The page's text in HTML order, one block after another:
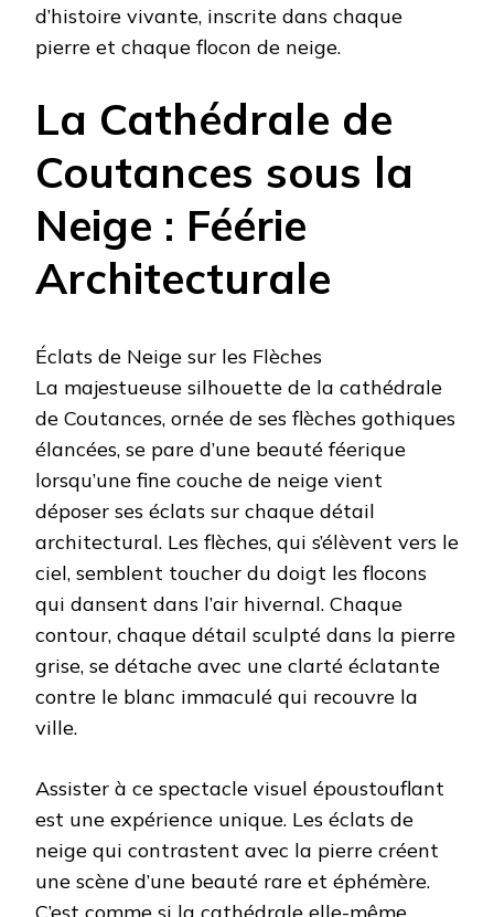
d’histoire vivante, inscrite dans chaque
pierre et chaque flocon de neige.
La Cathédrale de
Coutances sous la
Neige : Féérie
Architecturale
Éclats de Neige sur les Flèches
La majestueuse silhouette de la cathédrale
de Coutances, ornée de ses flèches gothiques
élancées, se pare d’une beauté féerique
lorsqu’une fine couche de neige vient
déposer ses éclats sur chaque détail
architectural. Les flèches, qui s’élèvent vers le
ciel, semblent toucher du doigt les flocons
qui dansent dans l’air hivernal. Chaque
contour, chaque détail sculpté dans la pierre
grise, se détache avec une clarté éclatante
contre le blanc immaculé qui recouvre la
ville.
Assister à ce spectacle visuel époustouflant
est une expérience unique. Les éclats de
neige qui contrastent avec la pierre créent
une scène d’une beauté rare et éphémère.
C’est comme si la cathédrale elle-même